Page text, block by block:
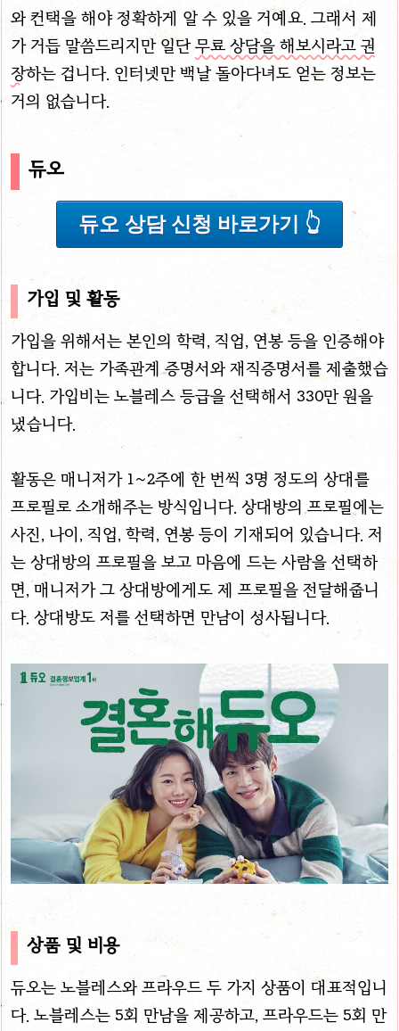
와 컨택을 해야 정확하게 알 수 있을 거예요. 그래서 제
가 거듭 말씀드리지만 일단무료 상담을 해보시라고 권
장하는 겁니다. 인터넷만 백날 돌아다녀도 얻는 정보는
거의 없습니다.
듀오
듀오 상담 신청 바로가기 👆
가입 및 활동
가입을 위해서는 본인의 학력, 직업, 연봉 등을 인증해야
합니다. 저는 가족관계 증명서와 재직증명서를 제출했습
니다. 가입비는 노블레스 등급을 선택해서 330만 원을
냈습니다.
활동은 매니저가 1~2주에 한 번씩 3명 정도의 상대를
프로필로 소개해주는 방식입니다. 상대방의 프로필에는
사진, 나이, 직업, 학력, 연봉 등이 기재되어 있습니다. 저
는 상대방의 프로필을 보고 마음에 드는 사람을 선택하
면, 매니저가 그 상대방에게도 제 프로필을 전달해줍니
다. 상대방도 저를 선택하면 만남이 성사됩니다.
상품 및 비용
듀오는 노블레스와 프라우드 두 가지 상품이 대표적입니
다. 노블레스는 5회 만남을 제공하고, 프라우드는 5회 만